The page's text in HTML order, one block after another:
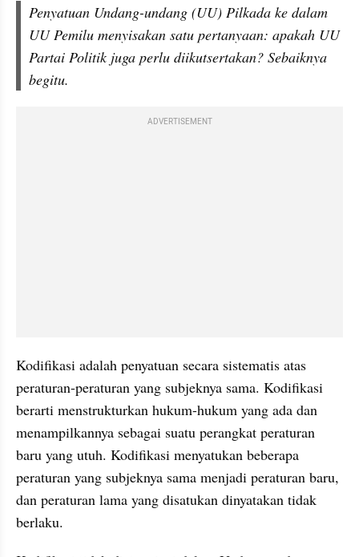
Penyatuan Undang-undang (UU) Pilkada ke dalam
UU Pemilu menyisakan satu pertanyaan: apakah UU
Partai Politik juga perlu diikutsertakan? Sebaiknya
begitu.
ADVERTISEMENT
Kodifikasi adalah penyatuan secara sistematis atas
peraturan-peraturan yang subjeknya sama. Kodifikasi
berarti menstrukturkan hukum-hukum yang ada dan
menampilkannya sebagai suatu perangkat peraturan
baru yang utuh. Kodifikasi menyatukan beberapa
peraturan yang subjeknya sama menjadi peraturan baru,
dan peraturan lama yang disatukan dinyatakan tidak
berlaku.